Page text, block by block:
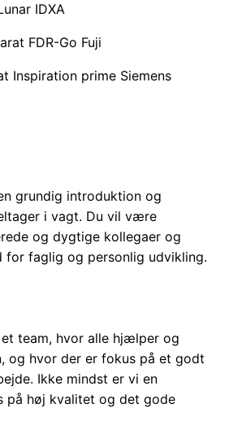
IDXA
FDR-Go Fuji
Inspiration prime Siemens
grundig introduktion og
i vagt. Du vil være
og dygtige kollegaer og
for faglig og personlig udvikling.
team, hvor alle hjælper og
og hvor der er fokus på et godt
Ikke mindst er vi en
på høj kvalitet og det gode